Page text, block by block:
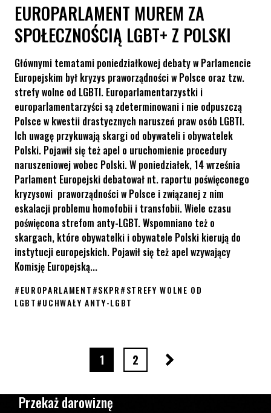
EUROPARLAMENT MUREM ZA
SPOŁECZNOŚCIĄ LGBT+ Z POLSKI
Głównymi tematami poniedziałkowej debaty w Parlamencie
Europejskim był kryzys praworządności w Polsce oraz tzw.
strefy wolne od LGBTI. Europarlamentarzystki i
europarlamentarzyści są zdeterminowani i nie odpuszczą
Polsce w kwestii drastycznych naruszeń praw osób LGBTI.
Ich uwagę przykuwają skargi od obywateli i obywatelek
Polski. Pojawił się też apel o uruchomienie procedury
naruszeniowej wobec Polski. W poniedziałek, 14 września
Parlament Europejski debatował nt. raportu poświęconego
kryzysowi praworządności w Polsce i związanej z nim
eskalacji problemu homofobii i transfobii. Wiele czasu
poświęcona strefom anty-LGBT. Wspomniano też o
skargach, które obywatelki i obywatele Polski kierują do
instytucji europejskich. Pojawił się też apel wzywający
Komisję Europejską...
#EUROPARLAMENT#SKPR#STREFY WOLNE OD
LGBT#UCHWAŁY ANTY-LGBT
strona numer
1 strona numer
2 Następna strona
Przekaż darowiznę